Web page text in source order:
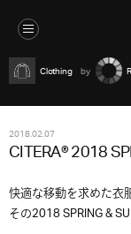
Clothing
2018.02.07
CITERA® 2018
快適な移動を求めた衣
その2018 SPRING &